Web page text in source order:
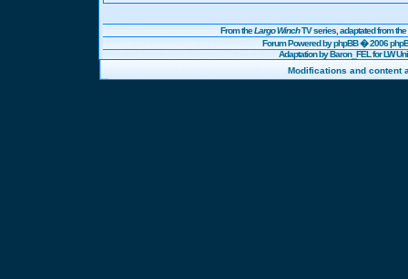
From theLargo WinchTV series, adaptated from
Forum Powered byphpBB� 2006
Adaptation by Baron_FEL for LW
Modifications and content